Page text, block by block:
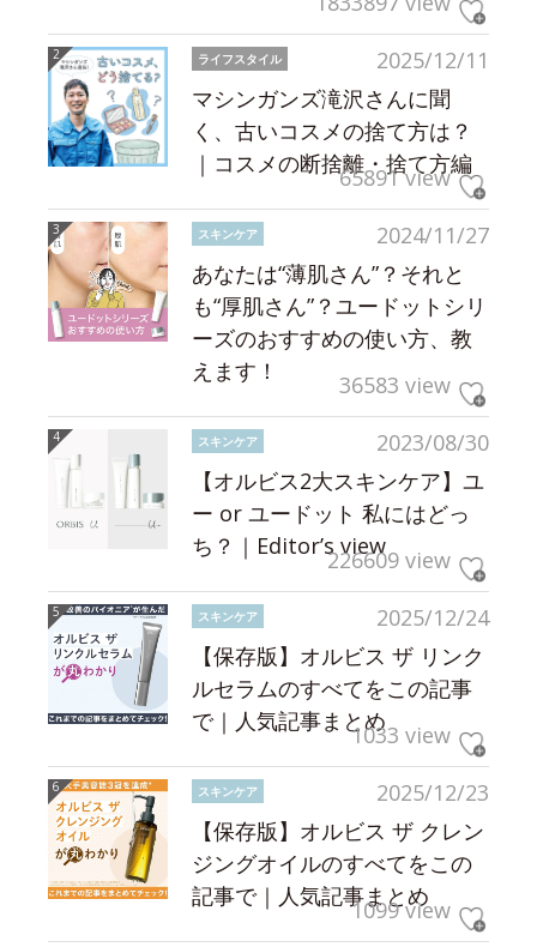
2025/12/11
ライフスタイル
マシンガンズ滝沢さんに聞
く、古いコスメの捨て方は？
｜コスメの断捨離・捨て方編
65891 view
2024/11/27
スキンケア
あなたは“薄肌さん”？それと
も“厚肌さん”？ユードットシリ
ーズのおすすめの使い方、教
えます！
36583 view
2023/08/30
スキンケア
【オルビス2大スキンケア】ユ
ー or ユードット 私にはどっ
ち？｜Editor’s view226609 view
2025/12/24
スキンケア
【保存版】オルビス ザ リンク
ルセラムのすべてをこの記事
で｜人気記事まとめ1033 view
2025/12/23
スキンケア
【保存版】オルビス ザ クレン
ジングオイルのすべてをこの
記事で｜人気記事まとめ
1099 view